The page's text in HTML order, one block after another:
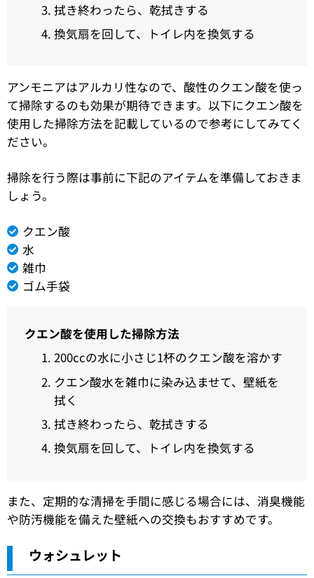
拭き終わったら、乾拭きする
換気扇を回して、トイレ内を換気する
アンモニアはアルカリ性なので、酸性のクエン酸を使っ
て掃除するのも効果が期待できます。以下にクエン酸を
使用した掃除方法を記載しているので参考にしてみてく
ださい。
掃除を行う際は事前に下記のアイテムを準備しておきま
しょう。
クエン酸
水
雑巾
ゴム手袋
クエン酸を使用した掃除方法
200ccの水に小さじ1杯のクエン酸を溶かす
クエン酸水を雑巾に染み込ませて、壁紙を
拭く
拭き終わったら、乾拭きする
換気扇を回して、トイレ内を換気する
また、定期的な清掃を手間に感じる場合には、消臭機能
や防汚機能を備えた壁紙への交換もおすすめです。
ウォシュレット